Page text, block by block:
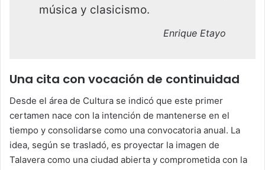
música y clasicismo.
Enrique Etayo
Una cita con vocación de continuidad
Desde el área de Cultura se indicó que este primer
certamen nace con la intención de mantenerse en el
tiempo y consolidarse como una convocatoria anual. La
idea, según se trasladó, es proyectar la imagen de
Talavera como una ciudad abierta y comprometida con la